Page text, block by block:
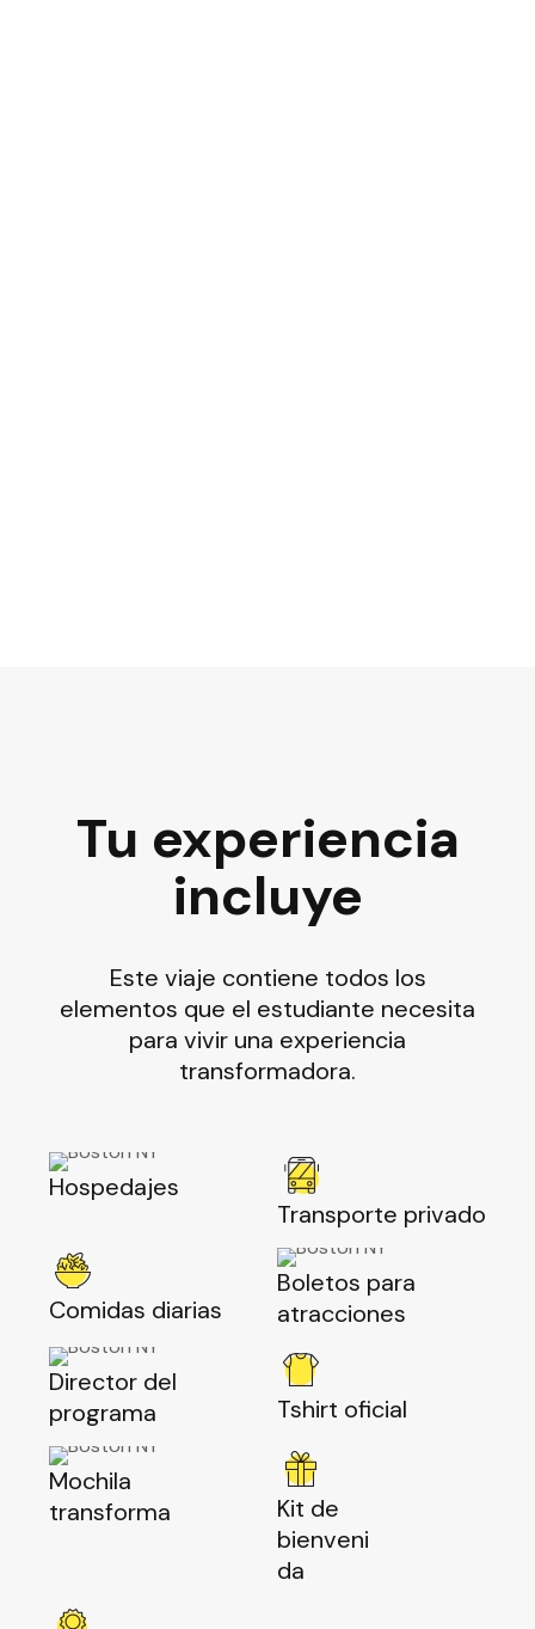
Tu experiencia
incluye
Este viaje contiene todos los
elementos que el estudiante necesita
para vivir una experiencia
transformadora.
Hospedajes
Transporte privado
Comidas diarias
Boletos para
atracciones
Director del
programa
Tshirt oficial
Mochila
transforma
Kit de
bienveni
da